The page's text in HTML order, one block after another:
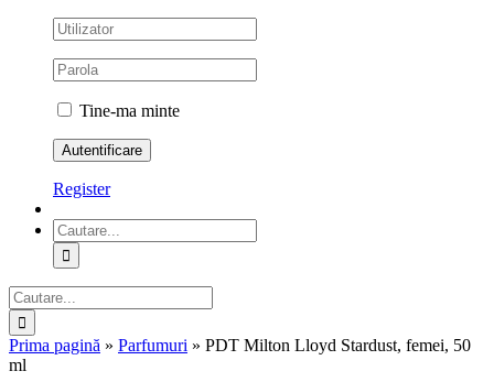
Tine-ma minte
Register
Cautare...
Cautare...
Prima pagină » Parfumuri » PDT Milton Lloyd Stardust, femei, 50
ml